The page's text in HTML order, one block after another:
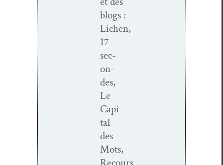
blogs :
Lichen,
17
sec­
on­
des,
Le
Cap­i­
tal
des
Mots,